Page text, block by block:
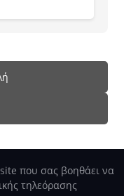
που σας βοηθάει να
τηλεόρασης